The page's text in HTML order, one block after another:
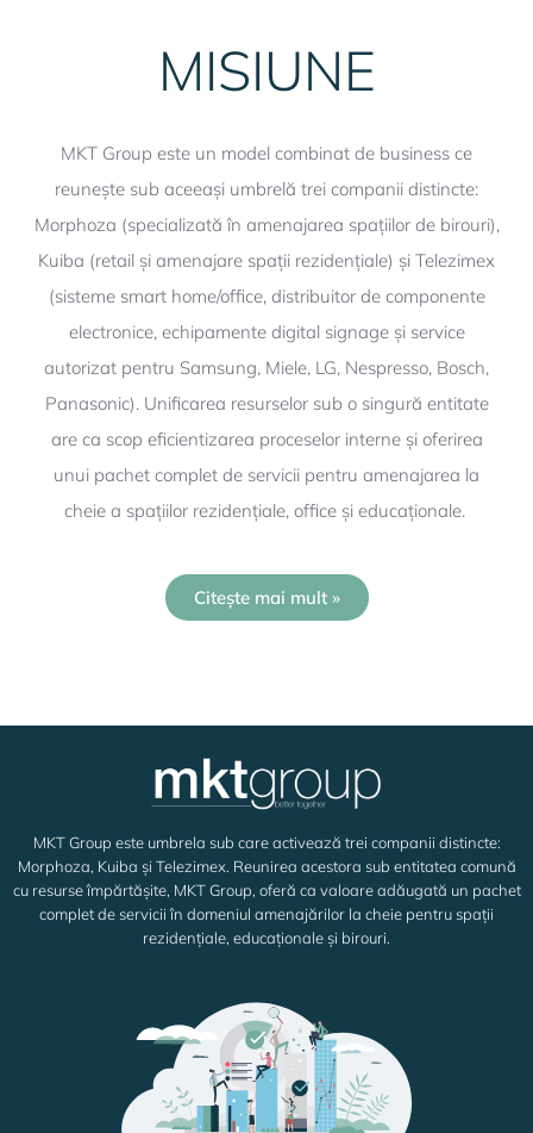
MISIUNE
MKT Group este un model combinat de business ce
reunește sub aceeași umbrelă trei companii distincte:
Morphoza (specializată în amenajarea spațiilor de birouri),
Kuiba (retail și amenajare spații rezidențiale) și Telezimex
(sisteme smart home/office, distribuitor de componente
electronice, echipamente digital signage și service
autorizat pentru Samsung, Miele, LG, Nespresso, Bosch,
Panasonic). Unificarea resurselor sub o singură entitate
are ca scop eficientizarea proceselor interne și oferirea
unui pachet complet de servicii pentru amenajarea la
cheie a spațiilor rezidențiale, office și educaționale.
Citește mai mult »
MKT Group este umbrela sub care activează trei companii distincte:
Morphoza, Kuiba și Telezimex. Reunirea acestora sub entitatea comună
cu resurse împărtășite, MKT Group, oferă ca valoare adăugată un pachet
complet de servicii în domeniul amenajărilor la cheie pentru spații
rezidențiale, educaționale și birouri.